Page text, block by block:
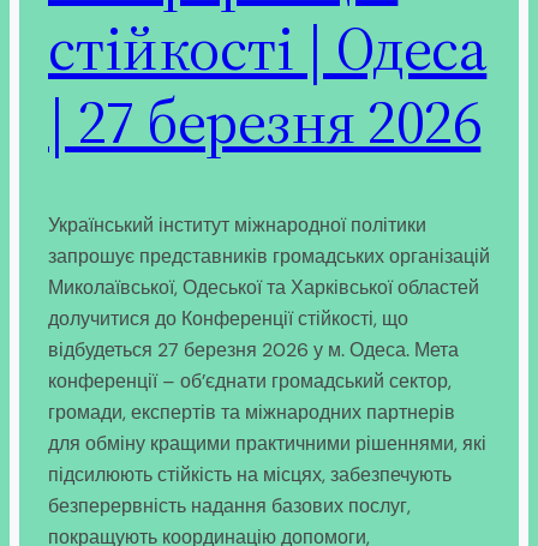
стійкості | Одеса
| 27 березня 2026
Український інститут міжнародної політики
запрошує представників громадських організацій
Миколаївської, Одеської та Харківської областей
долучитися до Конференції стійкості, що
відбудеться 27 березня 2026 у м. Одеса. Мета
конференції – об’єднати громадський сектор,
громади, експертів та міжнародних партнерів
для обміну кращими практичними рішеннями, які
підсилюють стійкість на місцях, забезпечують
безперервність надання базових послуг,
покращують координацію допомоги,